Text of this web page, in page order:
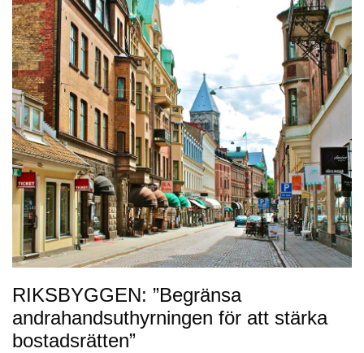
RIKSBYGGEN: ”Begränsa
andrahandsuthyrningen för att stärka
bostadsrätten”